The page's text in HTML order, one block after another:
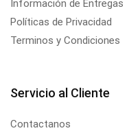
Información de Entregas
Políticas de Privacidad
Terminos y Condiciones
Servicio al Cliente
Contactanos